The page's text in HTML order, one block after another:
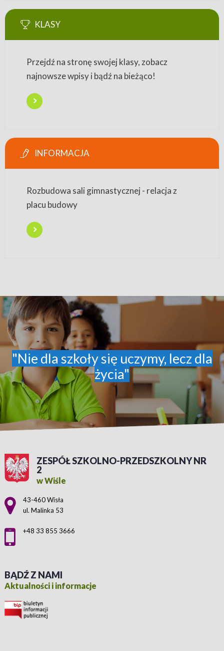
KLASY
Przejdź na stronę swojej klasy, zobacz
najnowsze wpisy i bądź na bieżąco!
INFORMACJA
Rozbudowa sali gimnastycznej - relacja z
placu budowy
"Nie dla szkoły się uczymy, lecz dla
życia"
ZESPÓŁ SZKOLNO-PRZEDSZKOLNY NR
2
w Wiśle
Adres pocztowy:
43-460 Wisła
ul. Malinka 53
+48 33 855 3666
BĄDŹ Z NAMI
Aktualności i informacje